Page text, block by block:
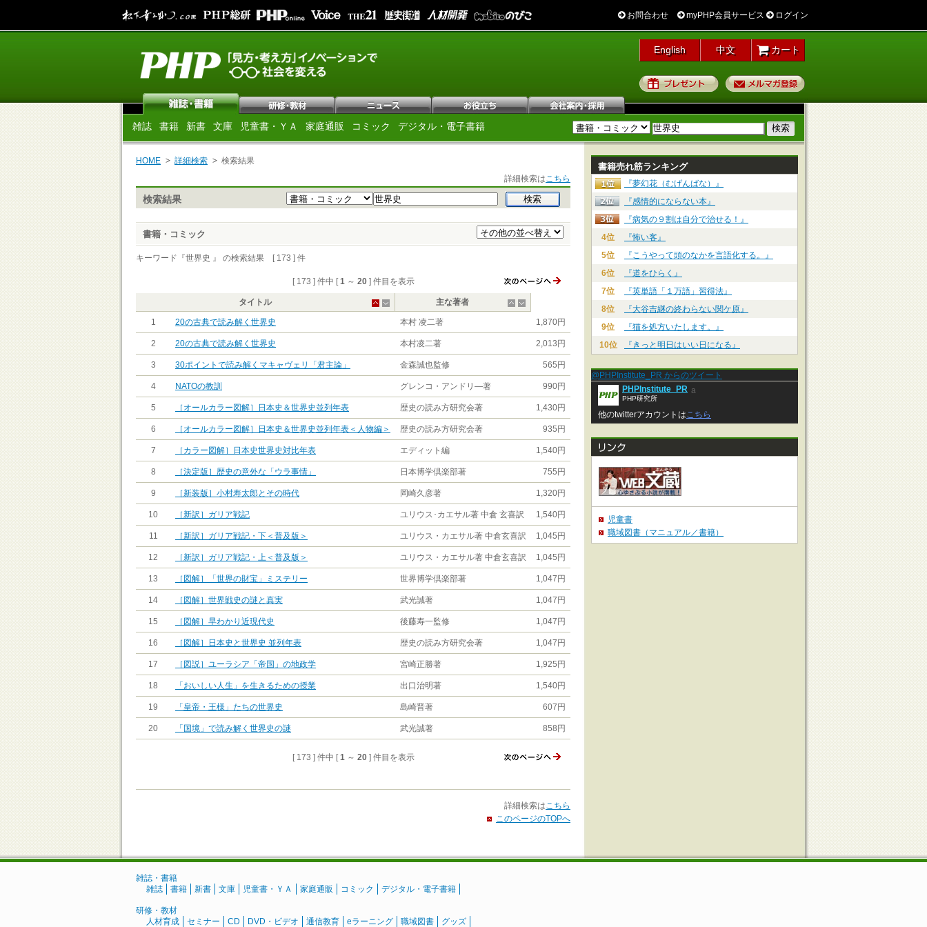
お問合わせ myPHP会員サービス ログイン
English 中文 カート
プレゼント
雑誌 書籍 新書 文庫 児童書・ＹＡ 家庭通販 コミック デジタル・電子書籍
HOME 詳細検索
検索結果
詳細検索はこちら
検索結果
書籍・コミック
キーワード『世界史 』 の検索結果 [ 173 ] 件
[ 173 ] 件中 [1 ～ 20 ] 件目を表示
タイトル 主な著者
1 20の古典で読み解く世界史 本村 凌二著 1,870円
2 20の古典で読み解く世界史 本村凌二著 2,013円
3 30ポイントで読み解くマキャヴェリ「君主論」 金森誠也監修 565円
4 NATOの教訓 グレンコ・アンドリ―著 990円
5 ［オールカラー図解］日本史＆世界史並列年表 歴史の読み方研究会著 1,430円
6 ［オールカラー図解］日本史＆世界史並列年表＜人物編＞ 歴史の読み方研究会著 935円
7 ［カラー図解］日本史世界史対比年表 エディット編 1,540円
8 ［決定版］歴史の意外な「ウラ事情」 日本博学倶楽部著 755円
9 ［新装版］小村寿太郎とその時代 岡崎久彦著 1,320円
10 ［新訳］ガリア戦記 ユリウス･カエサル著 中倉 玄喜訳 1,540円
11 ［新訳］ガリア戦記・下＜普及版＞ ユリウス・カエサル著 中倉玄喜訳 1,045円
12 ［新訳］ガリア戦記・上＜普及版＞ ユリウス・カエサル著 中倉玄喜訳 1,045円
13 ［図解］「世界の財宝」ミステリー 世界博学倶楽部著 1,047円
14 ［図解］世界戦史の謎と真実 武光誠著 1,047円
15 ［図解］早わかり近現代史 後藤寿一監修 1,047円
16 ［図解］日本史と世界史 並列年表 歴史の読み方研究会著 1,047円
17 ［図説］ユーラシア「帝国」の地政学 宮崎正勝著 1,925円
18 「おいしい人生」を生きるための授業 出口治明著 1,540円
19 「皇帝・王様」たちの世界史 島崎晋著 607円
20 「国境」で読み解く世界史の謎 武光誠著 858円
[ 173 ] 件中 [1 ～ 20 ] 件目を表示
詳細検索はこちら
このページのTOPへ
書籍売れ筋ランキング
『夢幻花（むげんばな）』
『感情的にならない本』
『病気の９割は自分で治せる！』
4位
『怖い客』
5位
『こうやって頭のなかを言語化する。』
6位
『道をひらく』
7位
『英単語「１万語」習得法』
8位
『大谷吉継の終わらない関ケ原』
9位
『猫を処方いたします。』
10位
『きっと明日はいい日になる』
@PHPInstitute_PR からのツイート
PHPInstitute_PR
PHP研究所
a
他のtwitterアカウントはこちら
児童書
職域図書（マニュアル／書籍）
雑誌・書籍
雑誌
書籍 新書 文庫 児童書・ＹＡ 家庭通販 コミック デジタル・電子書籍
研修・教材
人材育成
セミナー CD DVD・ビデオ 通信教育 eラーニング 職域図書 グッズ